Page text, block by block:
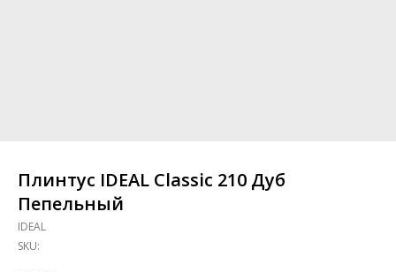
Плинтус IDEAL Classic 210 Дуб
Пепельный
IDEAL
SKU: